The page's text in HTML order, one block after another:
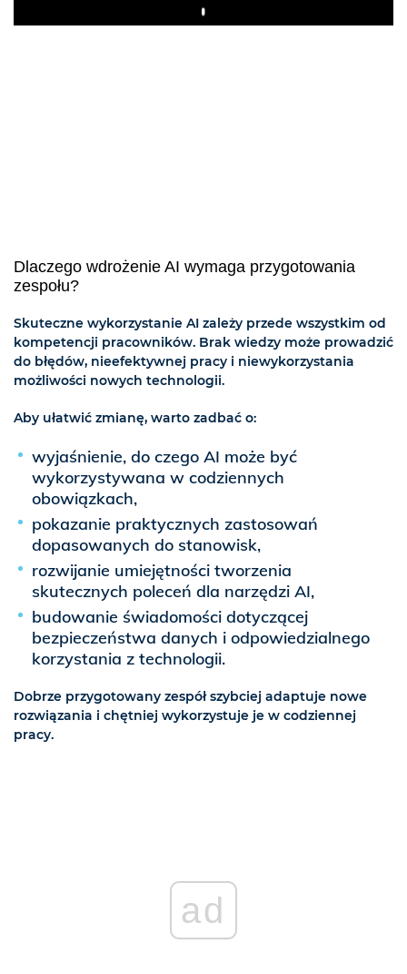
Play
Dlaczego wdrożenie AI wymaga przygotowania
zespołu?
Skuteczne wykorzystanie AI zależy przede wszystkim od
kompetencji pracowników. Brak wiedzy może prowadzić
do błędów, nieefektywnej pracy i niewykorzystania
możliwości nowych technologii.
Aby ułatwić zmianę, warto zadbać o:
wyjaśnienie, do czego AI może być
wykorzystywana w codziennych
obowiązkach,
pokazanie praktycznych zastosowań
dopasowanych do stanowisk,
rozwijanie umiejętności tworzenia
skutecznych poleceń dla narzędzi AI,
budowanie świadomości dotyczącej
bezpieczeństwa danych i odpowiedzialnego
korzystania z technologii.
Dobrze przygotowany zespół szybciej adaptuje nowe
rozwiązania i chętniej wykorzystuje je w codziennej
pracy.
ad